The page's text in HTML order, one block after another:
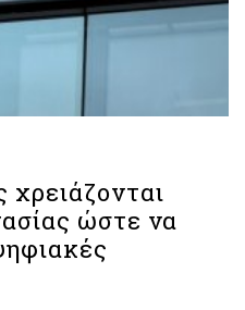
χρειάζονται
ώστε να